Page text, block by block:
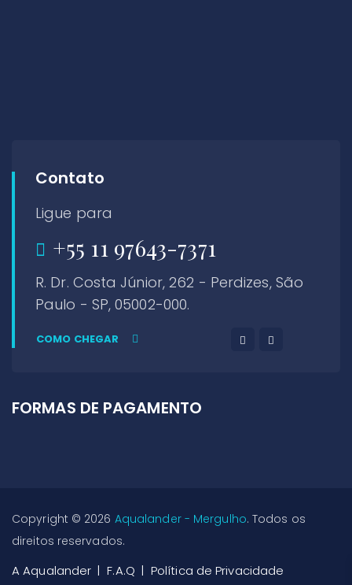
Contato
Ligue para
+55 11 97643-7371
R. Dr. Costa Júnior, 262 - Perdizes, São
Paulo - SP, 05002-000.
COMO CHEGAR
FORMAS DE PAGAMENTO
Copyright © 2026 Aqualander - Mergulho. Todos os
direitos reservados.
A Aqualander F.A.Q Política de Privacidade